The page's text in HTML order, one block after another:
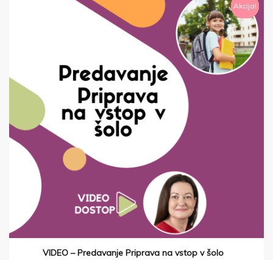
Akcija!
Akcija!
Akcija!
Akcija!
Akcija!
Akcija!
Akcija!
Akcija!
VIDEO – Predavanje Priprava na vstop v šolo